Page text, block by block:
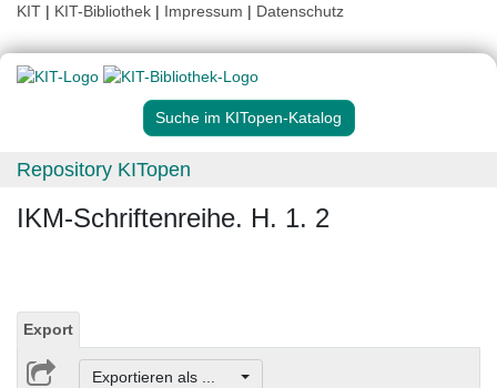
KIT | KIT-Bibliothek | Impressum | Datenschutz
Suche im KITopen-Katalog
Repository KITopen
IKM-Schriftenreihe. H. 1. 2
Export
Exportieren als ...